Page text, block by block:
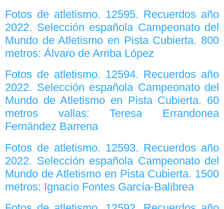
Fotos de atletismo. 12595. Recuerdos año
2022. Selección española Campeonato del
Mundo de Atletismo en Pista Cubierta. 800
metros: Álvaro de Arriba López
Fotos de atletismo. 12594. Recuerdos año
2022. Selección española Campeonato del
Mundo de Atletismo en Pista Cubierta. 60
metros vallas: Teresa Errandonea
Fernández Barrena
Fotos de atletismo. 12593. Recuerdos año
2022. Selección española Campeonato del
Mundo de Atletismo en Pista Cubierta. 1500
metros: Ignacio Fontes García-Balibrea